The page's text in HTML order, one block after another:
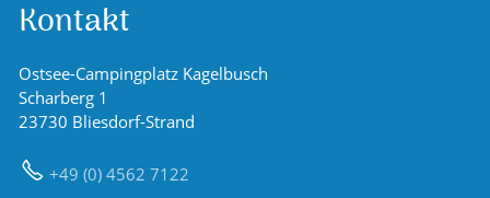
Kontakt
Ostsee-Campingplatz Kagelbusch
Scharberg 1
23730 Bliesdorf-Strand
+49 (0) 4562 7122